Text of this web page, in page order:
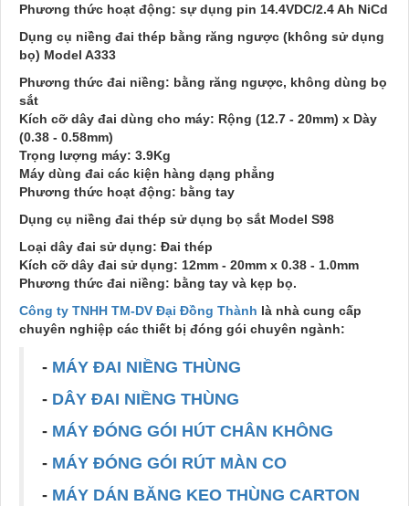
Phương thức hoạt động: sự dụng pin 14.4VDC/2.4 Ah NiCd
Dụng cụ niềng đai thép bằng răng ngược (không sử dụng
bọ) Model A333
Phương thức đai niềng: bằng răng ngược, không dùng bọ
sắt
Kích cỡ dây đai dùng cho máy: Rộng (12.7 - 20mm) x Dày
(0.38 - 0.58mm)
Trọng lượng máy: 3.9Kg
Máy dùng đai các kiện hàng dạng phẳng
Phương thức hoạt động: bằng tay
Dụng cụ niềng đai thép sử dụng bọ sắt Model S98
Loại dây đai sử dụng: Đai thép
Kích cỡ dây đai sử dụng: 12mm - 20mm x 0.38 - 1.0mm
Phương thức đai niềng: bằng tay và kẹp bọ.
Công ty TNHH TM-DV Đại Đồng Thành là nhà cung cấp
chuyên nghiệp các thiết bị đóng gói chuyên ngành:
- MÁY ĐAI NIỀNG THÙNG
- DÂY ĐAI NIỀNG THÙNG
- MÁY ĐÓNG GÓI HÚT CHÂN KHÔNG
- MÁY ĐÓNG GÓI RÚT MÀN CO
- MÁY DÁN BĂNG KEO THÙNG CARTON